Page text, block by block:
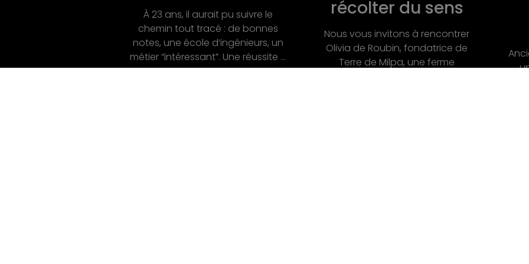
récolter du sens
Nous vous invitons à rencontrer
Olivia de Roubin, fondatrice de
Terre de Milpa, une ferme
politique et
poétique
Ancienne architecte formée dans
un milieu où l’on attend de la
Si